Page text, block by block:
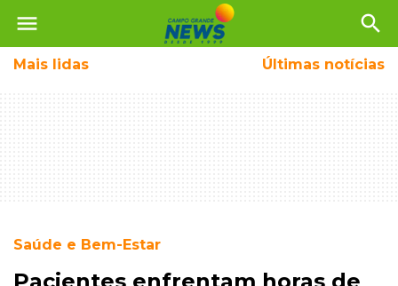
menu search
Mais lidas Últimas notícias
Saúde e Bem-Estar